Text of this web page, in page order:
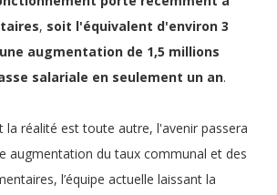
, soit l'équivalent d'environ 3
une augmentation de 1,5 millions
salariale en seulement un an.
la réalité est toute autre, l'avenir passera
augmentation du taux communal et des
l’équipe actuelle laissant la